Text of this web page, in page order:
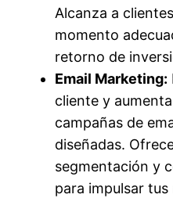
Alcanza a
momento
retorno de
Email Marketing:
cliente y
campañas de
diseñadas.
segmentación y
para impulsar tus